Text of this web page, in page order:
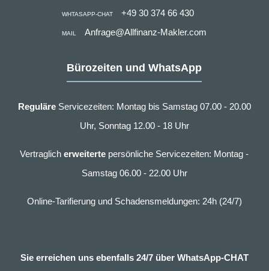
WHTASAPP-CHAT +49 30 374 66 430
MAIL Anfrage@Allfinanz-Makler.com
Bürozeiten und WhatsApp
ReguläreServicezeiten: Montag bis Samstag 07.00 - 20.00
Uhr, Sonntag 12.00 - 18 Uhr
Vertraglicherweiterte persönliche Servicezeiten: Montag -
Samstag 06.00 - 22.00 Uhr
Online-Tarifierung und Schadensmeldungen: 24h (24/7)
Sie erreichen uns ebenfalls 24/7 über WhatsApp-CHAT